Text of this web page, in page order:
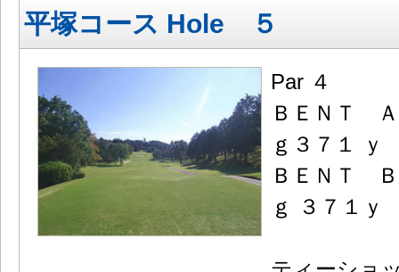
平塚コース Hole ５
Par ４
ＢＥＮＴ
ｇ３７１ ｙ
ＢＥＮＴ
ｇ ３７１ｙ